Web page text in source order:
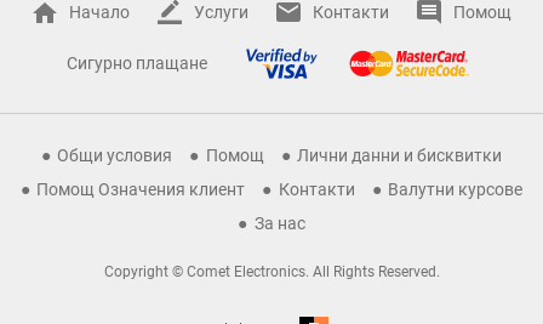
Начало Услуги Контакти Помощ
Сигурно плащане
Общи условия Помощ
Лични данни и бисквитки
Помощ Означения клиент
Контакти
Валутни курсове
За нас
Copyright © Comet Electronics. All Rights Reserved.